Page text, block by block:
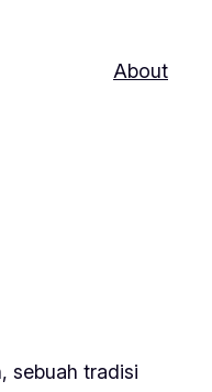
About
sebuah tradisi